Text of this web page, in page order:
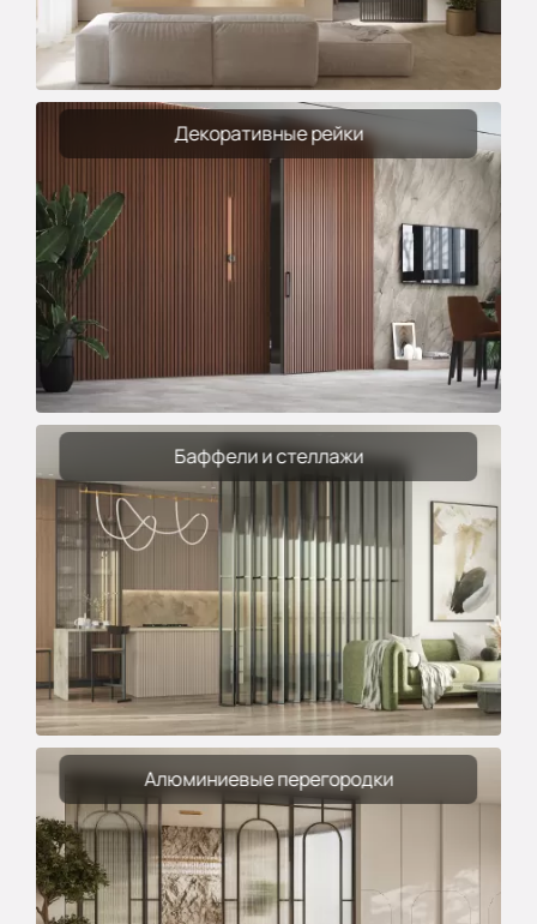
Декоративные рейки
Баффели и стеллажи
Алюминиевые перегородки